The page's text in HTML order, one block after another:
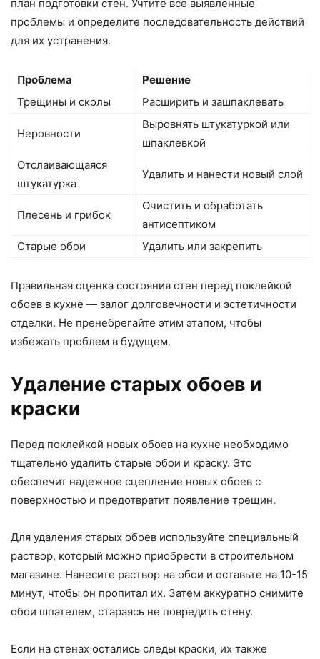
план подготовки стен. Учтите все выявленные
проблемы и определите последовательность действий
для их устранения.
Проблема
Решение
Трещины и сколы
Расширить и зашпаклевать
Неровности
Выровнять штукатуркой или
шпаклевкой
Отслаивающаяся
штукатурка
Удалить и нанести новый слой
Плесень и грибок
Очистить и обработать
антисептиком
Старые обои
Удалить или закрепить
Правильная оценка состояния стен перед поклейкой
обоев в кухне — залог долговечности и эстетичности
отделки. Не пренебрегайте этим этапом, чтобы
избежать проблем в будущем.
Удаление старых обоев и
краски
Перед поклейкой новых обоев на кухне необходимо
тщательно удалить старые обои и краску. Это
обеспечит надежное сцепление новых обоев с
поверхностью и предотвратит появление трещин.
Для удаления старых обоев используйте специальный
раствор, который можно приобрести в строительном
магазине. Нанесите раствор на обои и оставьте на 10-15
минут, чтобы он пропитал их. Затем аккуратно снимите
обои шпателем, стараясь не повредить стену.
Если на стенах остались следы краски, их также